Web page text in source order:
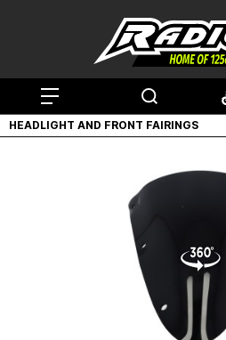
HEADLIGHT AND FRONT FAIRINGS